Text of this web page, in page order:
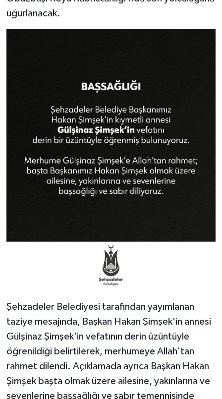
uğurlanacak.
Şehzadeler Belediyesi tarafından yayımlanan
taziye mesajında, Başkan Hakan Şimşek'in annesi
Gülşinaz Şimşek'in vefatının derin üzüntüyle
öğrenildiği belirtilerek, merhumeye Allah'tan
rahmet dilendi. Açıklamada ayrıca Başkan Hakan
Şimşek başta olmak üzere ailesine, yakınlarına ve
sevenlerine başsağlığı ve sabır temennisinde